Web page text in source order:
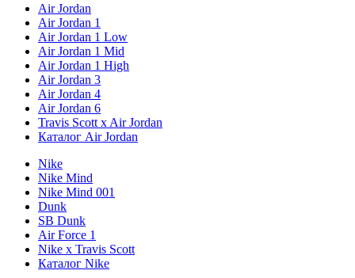
Air Jordan
Air Jordan 1
Air Jordan 1 Low
Air Jordan 1 Mid
Air Jordan 1 High
Air Jordan 3
Air Jordan 4
Air Jordan 6
Travis Scott x Air Jordan
Каталог Air Jordan
Nike
Nike Mind
Nike Mind 001
Dunk
SB Dunk
Air Force 1
Nike x Travis Scott
Каталог Nike